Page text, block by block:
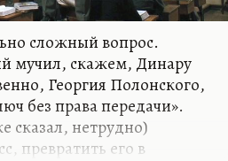
сложный вопрос.
мучил, скажем, Динару
Георгия Полонского,
без права передачи».
сказал, нетрудно)
превратить его в